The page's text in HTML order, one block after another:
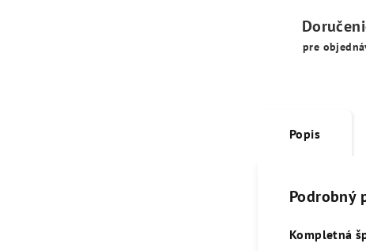
pre
Popis
Podrobný
Kompletná